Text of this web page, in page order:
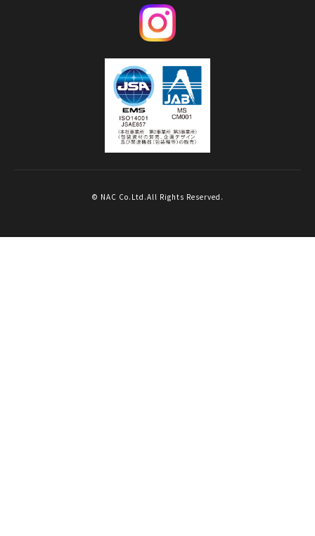
© NAC Co.Ltd.All Rights Reserved.